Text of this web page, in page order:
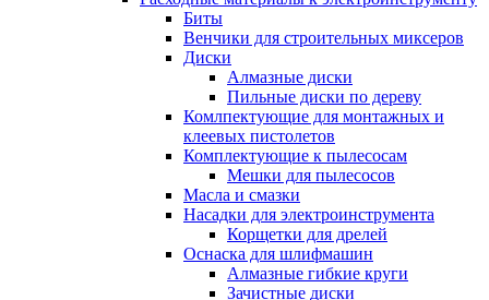
Биты
Венчики для строительных миксеров
Диски
Алмазные диски
Пильные диски по дереву
Комлпектующие для монтажных и
клеевых пистолетов
Комплектующие к пылесосам
Мешки для пылесосов
Масла и смазки
Насадки для электроинструмента
Корщетки для дрелей
Оснаска для шлифмашин
Алмазные гибкие круги
Зачистные диски